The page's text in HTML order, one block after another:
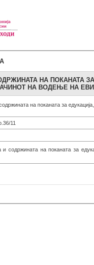
НА ПОКАНАТА
НА ВОДЕЊЕ НА
на поканата за
11
содржината на поканата за